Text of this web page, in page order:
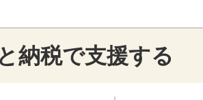
納税で支援する